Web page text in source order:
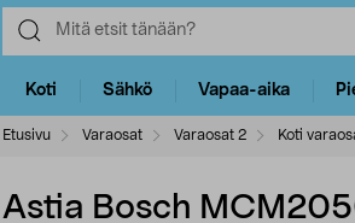
Koti Sähkö Vapaa-aika
Etusivu Varaosat Varaosat 2 Koti
Astia Bosch